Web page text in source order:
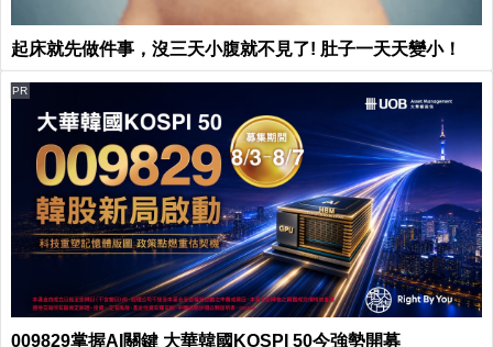
起床就先做件事，沒三天小腹就不見了! 肚子一天天變小！
009829掌握AI關鍵 大華韓國KOSPI 50今強勢開募
PR